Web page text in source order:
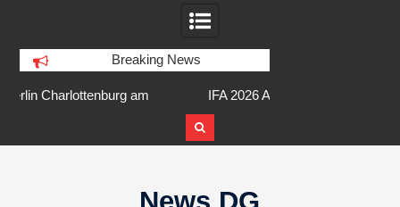
Breaking News
IFA 2026 Audio wird größer,
internationaler und vielfältiger